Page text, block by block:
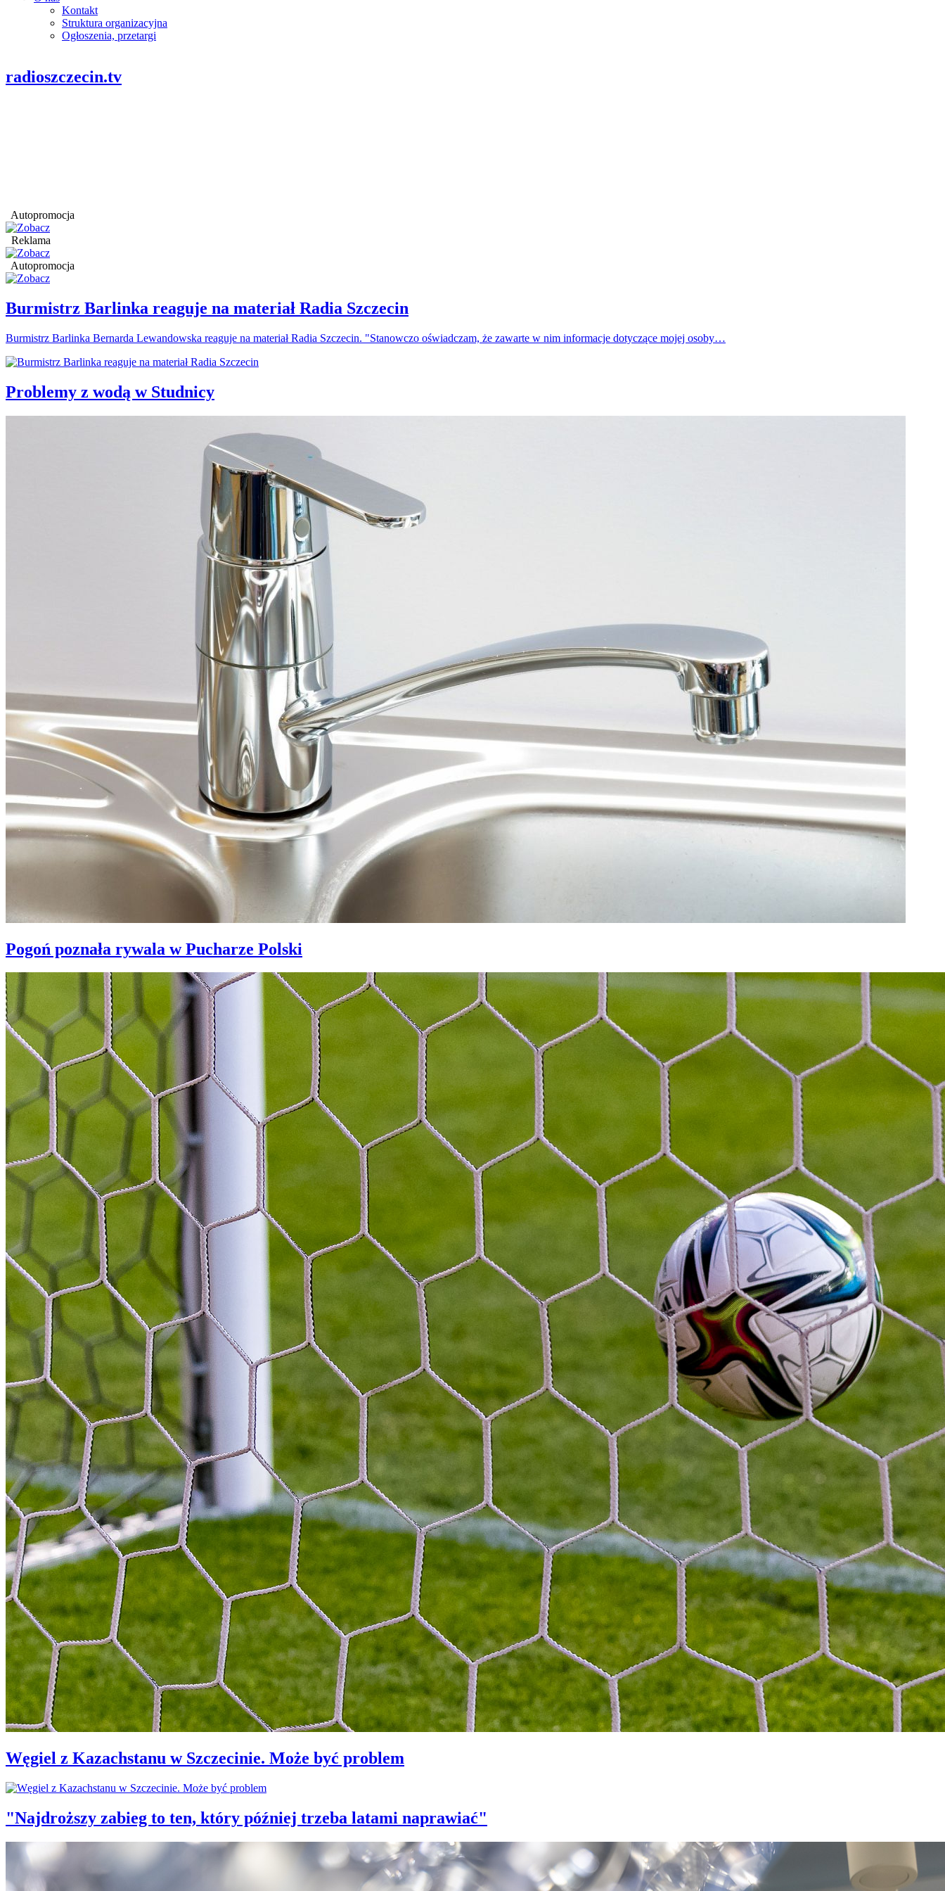
Kontakt
Struktura organizacyjna
Ogłoszenia, przetargi
radioszczecin.tv
Autopromocja
Reklama
Autopromocja
Burmistrz Barlinka reaguje na materiał Radia Szczecin
Burmistrz Barlinka Bernarda Lewandowska reaguje na materiał Radia Szczecin. "Stanowczo oświadczam, że zawarte w nim informacje dotyczące mojej osoby…
Problemy z wodą w Studnicy
Pogoń poznała rywala w Pucharze Polski
Węgiel z Kazachstanu w Szczecinie. Może być problem
"Najdroższy zabieg to ten, który później trzeba latami naprawiać"